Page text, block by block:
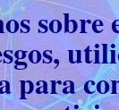
sobre
para